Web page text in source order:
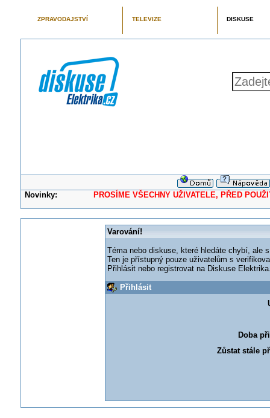
ZPRAVODAJSTVÍ TELEVIZE DISKUSE
Novinky: PROSÍME VŠECHNY UŽIVATELE, PŘED
Varování!
Téma nebo diskuse, které hledáte chybí, ale
Ten je přístupný pouze uživatelům s
Přihlásit nebo registrovat na Diskuse
Přihlásit
Doba
Zůstat stále